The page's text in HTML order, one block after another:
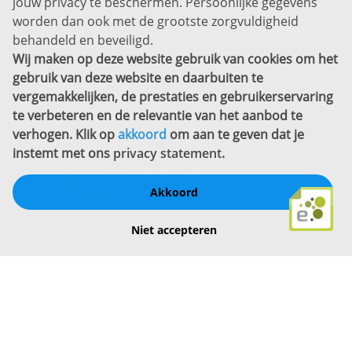
Sitemap
Copyright
Bekijk ook eens
worden dan ook met de grootste zorgvuldigheid
behandeld en beveiligd.
Wij maken op deze website gebruik van cookies om het
gebruik van deze website en daarbuiten te
vergemakkelijken, de prestaties en gebruikerservaring
te verbeteren en de relevantie van het aanbod te
verhogen. Klik opakkoord om aan te geven dat je
instemt met ons privacy statement.
Akkoord
Niet accepteren